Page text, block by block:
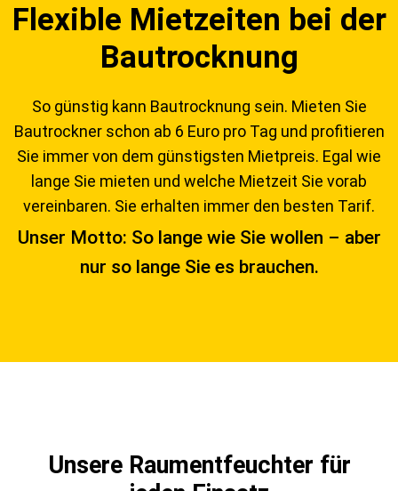
Flexible Mietzeiten bei der
Bautrocknung
So günstig kann Bautrocknung sein. Mieten Sie
Bautrockner schon ab 6 Euro pro Tag und profitieren
Sie immer von dem günstigsten Mietpreis. Egal wie
lange Sie mieten und welche Mietzeit Sie vorab
vereinbaren. Sie erhalten immer den besten Tarif.
Unser Motto: So lange wie Sie wollen – aber
nur so lange Sie es brauchen.
Unsere Raumentfeuchter für